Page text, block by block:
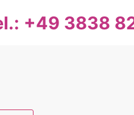
+49 3838